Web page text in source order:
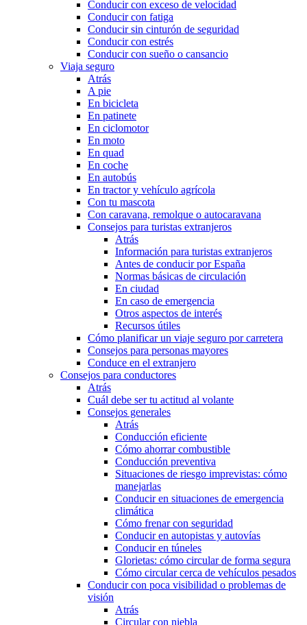
Conducir con exceso de velocidad
Conducir con fatiga
Conducir sin cinturón de seguridad
Conducir con estrés
Conducir con sueño o cansancio
Viaja seguro
Atrás
A pie
En bicicleta
En patinete
En ciclomotor
En moto
En quad
En coche
En autobús
En tractor y vehículo agrícola
Con tu mascota
Con caravana, remolque o autocaravana
Consejos para turistas extranjeros
Atrás
Información para turistas extranjeros
Antes de conducir por España
Normas básicas de circulación
En ciudad
En caso de emergencia
Otros aspectos de interés
Recursos útiles
Cómo planificar un viaje seguro por carretera
Consejos para personas mayores
Conduce en el extranjero
Consejos para conductores
Atrás
Cuál debe ser tu actitud al volante
Consejos generales
Atrás
Conducción eficiente
Cómo ahorrar combustible
Conducción preventiva
Situaciones de riesgo imprevistas: cómo
manejarlas
Conducir en situaciones de emergencia
climática
Cómo frenar con seguridad
Conducir en autopistas y autovías
Conducir en túneles
Glorietas: cómo circular de forma segura
Cómo circular cerca de vehículos pesados
Conducir con poca visibilidad o problemas de
visión
Atrás
Circular con niebla